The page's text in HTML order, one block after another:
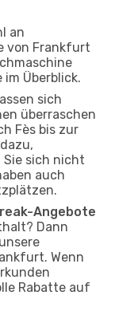
an
von Frankfurt
Überblick.
sich
überraschen
Fès bis zur
sich nicht
auch
Angebote
Dann
Wenn
Rabatte auf